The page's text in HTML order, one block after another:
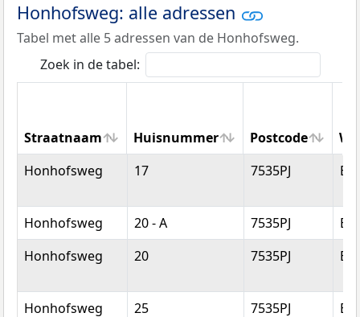
Honhofsweg: alle adressen
Tabel met alle 5 adressen van de Honhofsweg.
Zoek in de tabel:
Straatnaam Huisnummer Postcode
Straatnaam
Huisnummer Postcode
Honhofsweg 17 7535PJ
Honhofsweg 20 - A 7535PJ
Honhofsweg
20 7535PJ
Honhofsweg 25 7535PJ